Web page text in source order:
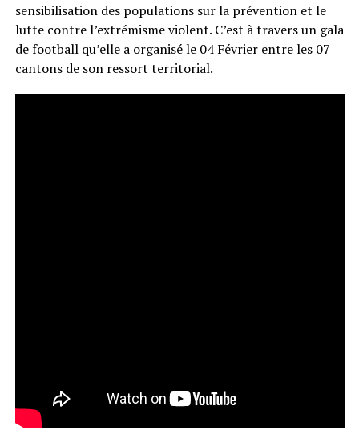
sensibilisation des populations sur la prévention et le
lutte contre l’extrémisme violent. C’est à travers un gala
de football qu’elle a organisé le 04 Février entre les 07
cantons de son ressort territorial.